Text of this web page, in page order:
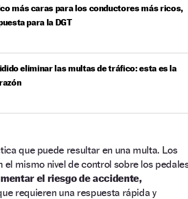
más caras para los conductores más ricos,
para la DGT
eliminar las multas de tráfico: esta es la
que puede resultar en una multa. Los
el mismo nivel de control sobre los
el riesgo de accidente,
requieren una respuesta rápida y